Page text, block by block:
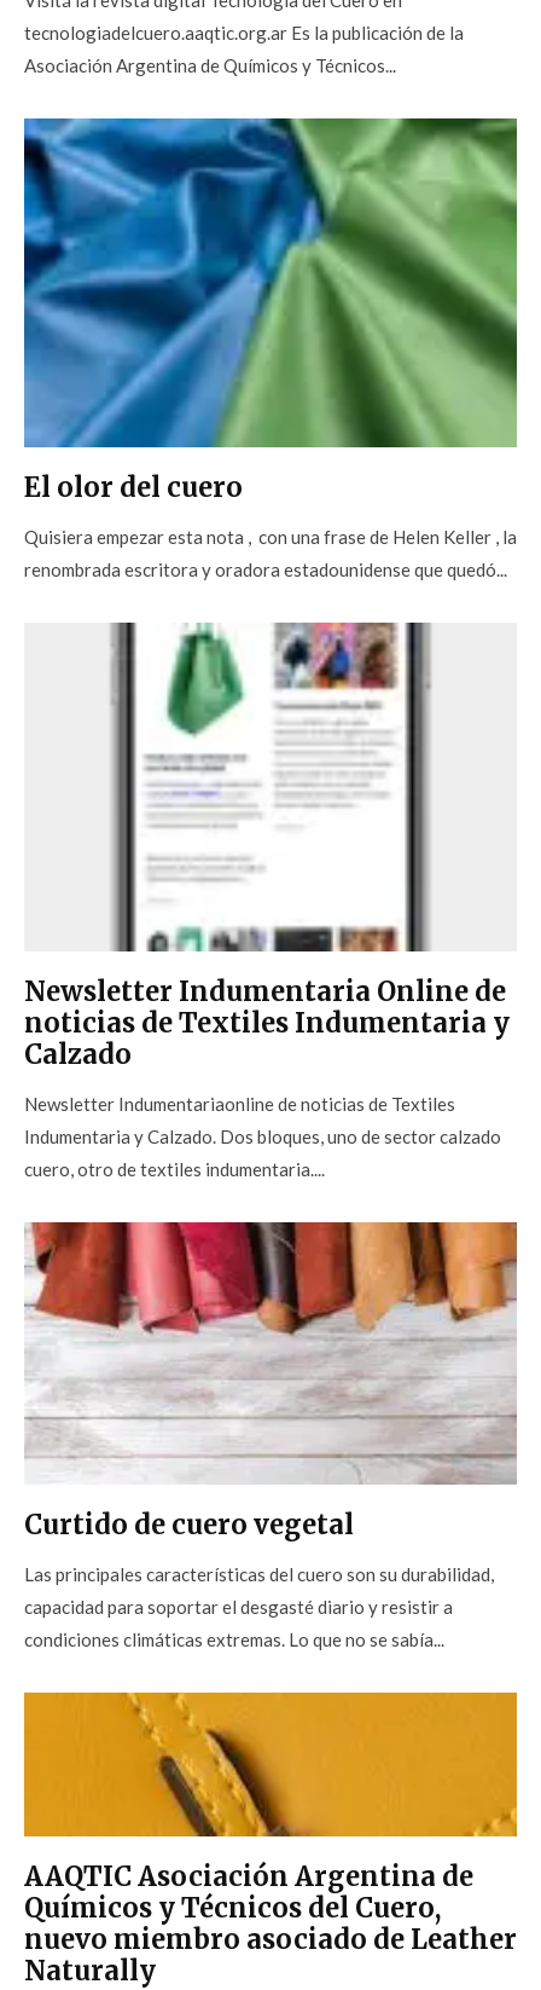
tecnologiadelcuero.aaqtic.org.ar Es la publicación de la
Asociación Argentina de Químicos y Técnicos...
El olor del cuero
Quisiera empezar esta nota , con una frase de Helen Keller , la
renombrada escritora y oradora estadounidense que quedó...
Newsletter Indumentaria Online de
noticias de Textiles Indumentaria y
Calzado
Newsletter Indumentariaonline de noticias de Textiles
Indumentaria y Calzado. Dos bloques, uno de sector calzado
cuero, otro de textiles indumentaria....
Curtido de cuero vegetal
Las principales características del cuero son su durabilidad,
capacidad para soportar el desgasté diario y resistir a
condiciones climáticas extremas. Lo que no se sabía...
AAQTIC Asociación Argentina de
Químicos y Técnicos del Cuero,
nuevo miembro asociado de Leather
Naturally